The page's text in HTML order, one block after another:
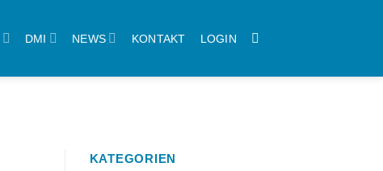
DMI NEWS KONTAKT LOGIN
KATEGORIEN